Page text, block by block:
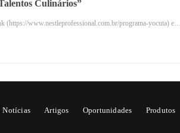
Culinários”
(https://www.nestleprofessional.com.br/programa-yocuta) e…
Notícias Artigos Oportunidades Produtos